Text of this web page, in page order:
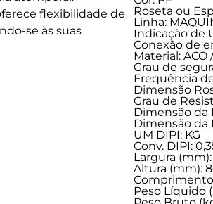
flexibilidade de
se às suas
Roseta ou
Linha:
Indicação de
Conexão de
Material: ACO
Grau de
Frequência
Dimensão
Grau de
Dimensão da
Dimensão da
UM DIPI: KG
Conv. DIPI:
Largura
Altura (mm):
Peso Líquido